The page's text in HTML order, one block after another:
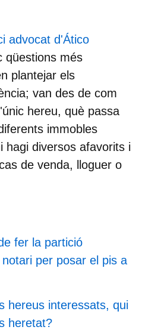
advocat d'Ático
qüestions més
plantejar els
van des de com
hereu, què passa
immobles
hagi diversos afavorits i
de venda, lloguer o
fer la partició
per posar el pis a
hereus interessats, qui
heretat?